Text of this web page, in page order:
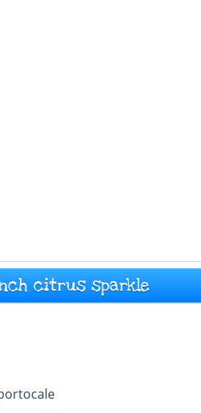
citrus sparkle